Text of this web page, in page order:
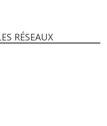
RÉSEAUX